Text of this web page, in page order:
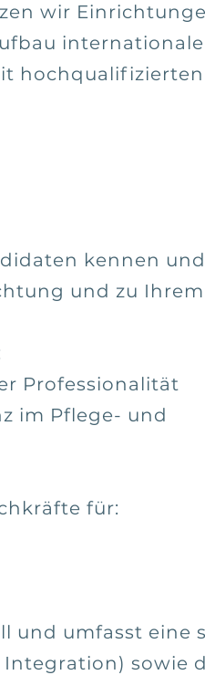
wir
hochqualifizierten
kennen
und zu Ihrem
Professionalität
im Pflege- und
für:
und umfasst eine
sowie